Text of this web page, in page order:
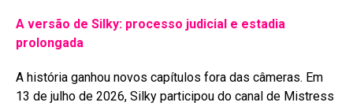
A versão de Silky: processo judicial e estadia
prolongada
A história ganhou novos capítulos fora das câmeras. Em
13 de julho de 2026, Silky participou do canal de Mistress